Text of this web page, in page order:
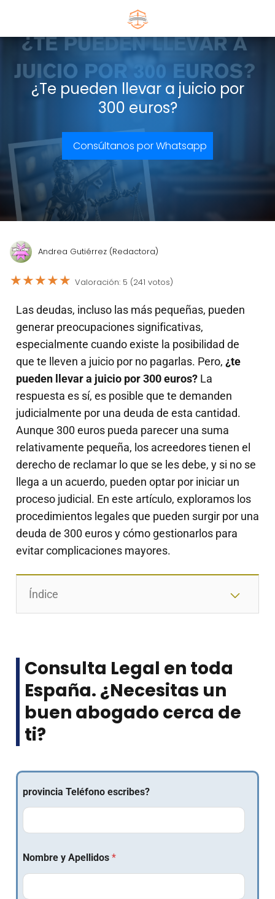
¿Te pueden llevar a juicio por
300 euros?
Consúltanos por Whatsapp
Andrea Gutiérrez (Redactora)
★★★★★ Valoración: 5 (241 votos)
Las deudas, incluso las más pequeñas, pueden
generar preocupaciones significativas,
especialmente cuando existe la posibilidad de
que te lleven a juicio por no pagarlas. Pero, ¿te
pueden llevar a juicio por 300 euros? La
respuesta es sí, es posible que te demanden
judicialmente por una deuda de esta cantidad.
Aunque 300 euros pueda parecer una suma
relativamente pequeña, los acreedores tienen el
derecho de reclamar lo que se les debe, y si no se
llega a un acuerdo, pueden optar por iniciar un
proceso judicial. En este artículo, exploramos los
procedimientos legales que pueden surgir por una
deuda de 300 euros y cómo gestionarlos para
evitar complicaciones mayores.
Índice
Consulta Legal en toda
España. ¿Necesitas un
buen abogado cerca de
ti?
provincia Teléfono escribes?
Nombre y Apellidos *